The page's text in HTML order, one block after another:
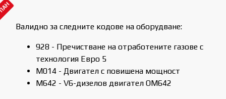
Валидно за следните кодове на оборудване:
928 - Пречистване на отработените газове с
технология Евро 5
M014 - Двигател с повишена мощност
M642 - V6-дизелов двигател OM642